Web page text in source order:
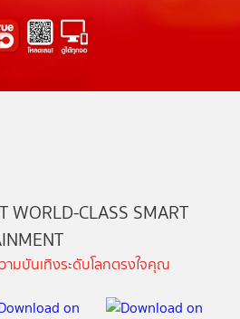
WORLD-CLASS SMART
มบันเทิงระดับโลกตรงใจคุณ